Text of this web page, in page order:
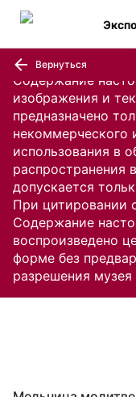
Содержание
изображения и
предназначено
некоммерческого
использования в
распространения
допускается
При цитировании
Содержание
воспроизведено
форме без
разрешения музея
Вернуться